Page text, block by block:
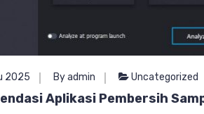
2025 By admin Uncategorized
Aplikasi Pembersih